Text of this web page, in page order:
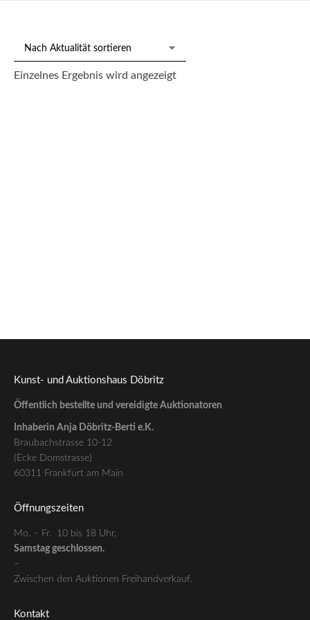
Einzelnes Ergebnis wird angezeigt
Kunst- und Auktionshaus Döbritz
Öffentlich bestellte und vereidigte Auktionatoren
Inhaberin Anja Döbritz-Berti e.K.
Braubachstrasse 10-12
(Ecke Domstrasse)
60311 Frankfurt am Main
Öffnungszeiten
Mo. – Fr. 10 bis 18 Uhr,
Samstag geschlossen.
–
Zwischen den Auktionen Freihandverkauf.
Kontakt